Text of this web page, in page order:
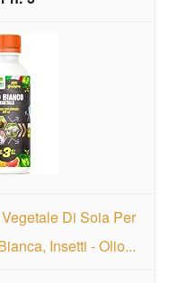
Di Soia Per
Insetti - Olio...